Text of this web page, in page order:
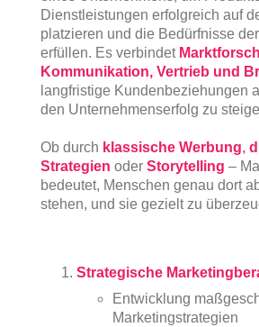
Dienstleistungen erfolgreich auf
platzieren und die Bedürfnisse
erfüllen. Es verbindet
Kommunikation, Vertrieb und
langfristige Kundenbeziehungen
den Unternehmenserfolg zu
Ob durch klassische Werbung,
Strategien oder Storytelling –
bedeutet, Menschen genau dort
stehen, und sie gezielt zu
Strategische
Entwicklung
Marketingstrategien